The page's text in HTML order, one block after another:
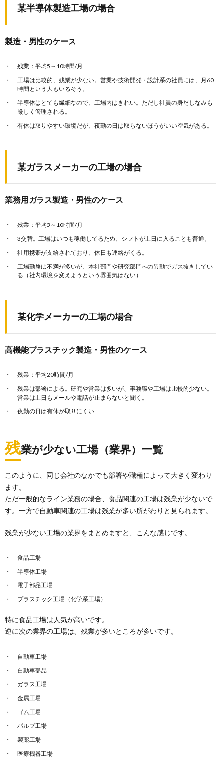
某半導体製造工場の場合
製造・男性のケース
残業：平均5～10時間/月
工場は比較的、残業が少ない。営業や技術開発・設計系の社員には、月60
時間という人もいるそう。
半導体はとても繊細なので、工場内はきれい。ただし社員の身だしなみも
厳しく管理される。
有休は取りやすい環境だが、夜勤の日は取らないほうがいい空気がある。
某ガラスメーカーの工場の場合
業務用ガラス製造・男性のケース
残業：平均5～10時間/月
3交替。工場はいつも稼働してるため、シフトが土日に入ることも普通。
社用携帯が支給されており、休日も連絡がくる。
工場勤務は不満が多いが、本社部門や研究部門への異動でガス抜きしてい
る（社内環境を変えようという雰囲気はない）
某化学メーカーの工場の場合
高機能プラスチック製造・男性のケース
残業：平均20時間/月
残業は部署による。研究や営業は多いが、事務職や工場は比較的少ない。
営業は土日もメールや電話が止まらないと聞く。
夜勤の日は有休が取りにくい
残業が少ない工場（業界）一覧
このように、同じ会社のなかでも部署や職種によって大きく変わり
ます。
ただ一般的なライン業務の場合、食品関連の工場は残業が少ないで
す。一方で自動車関連の工場は残業が多い所がわりと見られます。
残業が少ない工場の業界をまとめますと、こんな感じです。
食品工場
半導体工場
電子部品工場
プラスチック工場（化学系工場）
特に食品工場は人気が高いです。
逆に次の業界の工場は、残業が多いところが多いです。
自動車工場
自動車部品
ガラス工場
金属工場
ゴム工場
パルプ工場
製薬工場
医療機器工場